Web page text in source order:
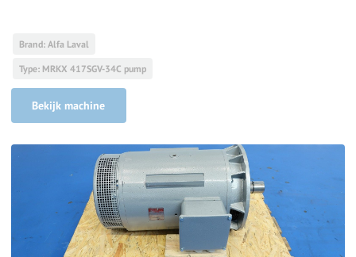
Brand: Alfa Laval
Type: MRKX 417SGV-34C pump
Bekijk machine